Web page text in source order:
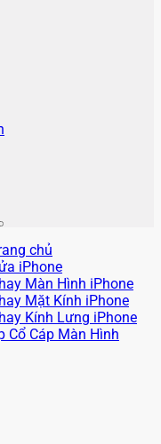
chủ
iPhone
Màn Hình iPhone
Mặt Kính iPhone
Kính Lưng iPhone
Cổ Cáp Màn Hình